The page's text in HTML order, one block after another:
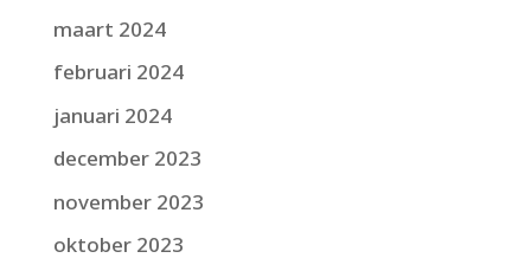
maart 2024
februari 2024
januari 2024
december 2023
november 2023
oktober 2023